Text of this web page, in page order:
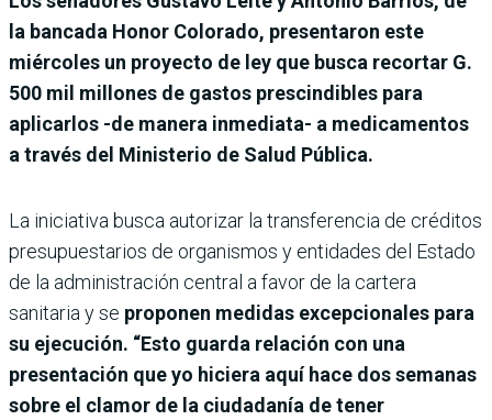
la bancada Honor Colorado, presentaron este
miércoles un proyecto de ley que busca recortar G.
500 mil millones de gastos prescindibles para
aplicarlos -de manera inmediata- a medicamentos
a través del Ministerio de Salud Pública.
La iniciativa busca autorizar la transferencia de créditos
presupuestarios de organismos y entidades del Estado
de la administración central a favor de la cartera
sanitaria y se proponen medidas excepcionales para
su ejecución. “Esto guarda relación con una
presentación que yo hiciera aquí hace dos semanas
sobre el clamor de la ciudadanía de tener